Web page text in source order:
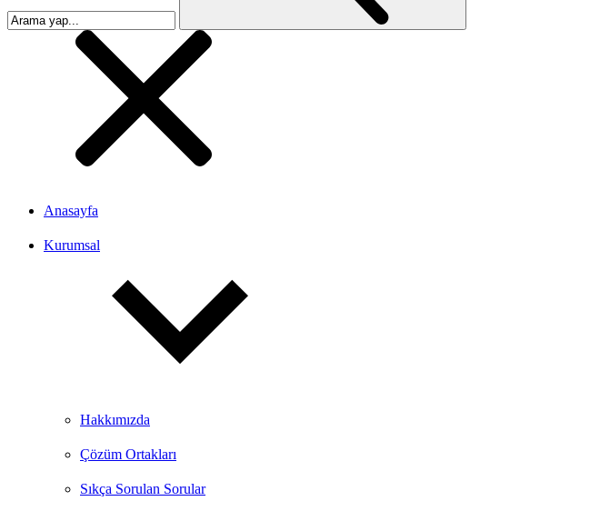
Anasayfa
Kurumsal
Hakkımızda
Çözüm Ortakları
Sıkça Sorulan Sorular